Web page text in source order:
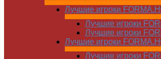
Лучшие игроки
Лучшие игроки
Лучшие игроки
Лучшие игроки
Лучшие игроки